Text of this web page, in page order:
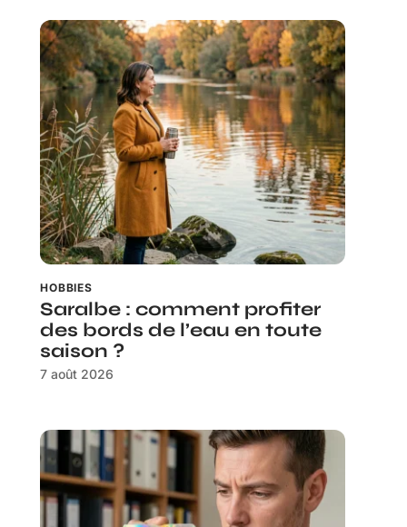
HOBBIES
Saralbe : comment profiter
des bords de l’eau en toute
saison ?
7 août 2026